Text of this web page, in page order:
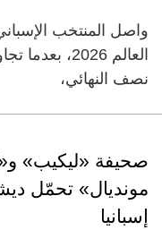
واصل المنتخب
العالم
نصف النهائي،
صحيفة «ليكيب»
مونديال» تحمّل
إسبانيا